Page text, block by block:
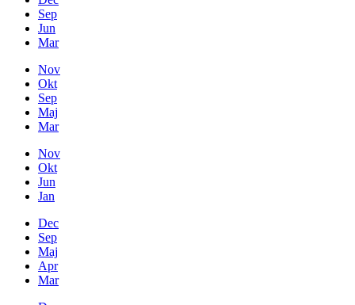
Sep
Jun
Mar
Nov
Okt
Sep
Maj
Mar
Nov
Okt
Jun
Jan
Dec
Sep
Maj
Apr
Mar